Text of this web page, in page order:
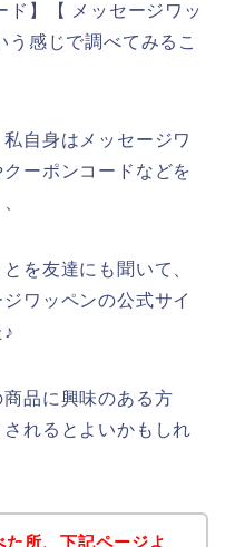
ド】【 メッセージワッ
感じで調べてみるこ
自身はメッセージワ
ーポンコードなどを
を友達にも聞いて、
ワッペンの公式サイ
品に興味のある方
れるとよいかもしれ
所、下記ページよ